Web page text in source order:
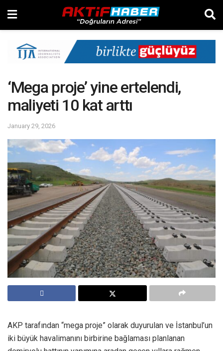
‘Mega proje’ yine ertelendi,
maliyeti 10 kat arttı
January 29, 2026
AKP tarafından “mega proje” olarak duyurulan ve İstanbul’un
iki büyük havalimanını birbirine bağlaması planlanan